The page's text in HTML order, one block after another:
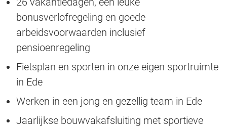
bonusverlofregeling en goede
arbeidsvoorwaarden inclusief
pensioenregeling
Fietsplan en sporten in onze eigen sportruimte
in Ede
Werken in een jong en gezellig team in Ede
Jaarlijkse bouwvakafsluiting met sportieve